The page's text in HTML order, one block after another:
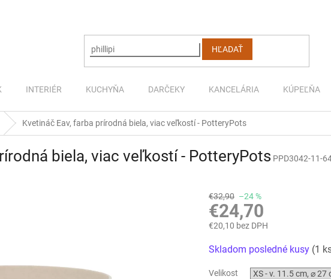
HĽADAŤ
INTERIÉR KUCHYŇA DARČEKY KANCELÁRIA KÚPEĽŇA
Kvetináč Eav, farba prírodná biela, viac veľkostí - PotteryPots
biela, viac veľkostí - PotteryPots PPD3042-11-
€32,90 –24 %
€24,70
€20,10 bez DPH
cena:
Skladom posledné kusy (1
Velikost